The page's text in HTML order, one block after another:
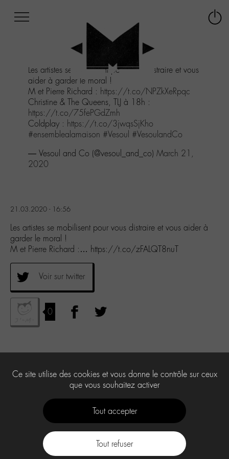
menu
Aller
au
contenu
Aller
recherche
Les artistes se mobilisent pour vous distraire et vous
aider à garder le moral !
M et Pierre Richard : https://t.co/NPZkXeRpqc
Christine & The Queens, TLJ à 18h :
https://t.co/75fePGdZmh
Coldplay : https://t.co/3jwqsSjKho
#ensemblealamaison #Vesoul #VesoulandCo
— Vesoul and Co (@vesoul_and_co) March 21,
2020
21.03.2020 - 16:56
Les artistes se mobilisent pour vous distraire et vous aider à
garder le moral !
M et Pierre Richard :… https://t.co/zFALQT8nuT
Voir sur twitter
0
Ce site utilise des cookies et vous donne le contrôle sur ceux
que vous souhaitez activer
Tout accepter
Tout refuser